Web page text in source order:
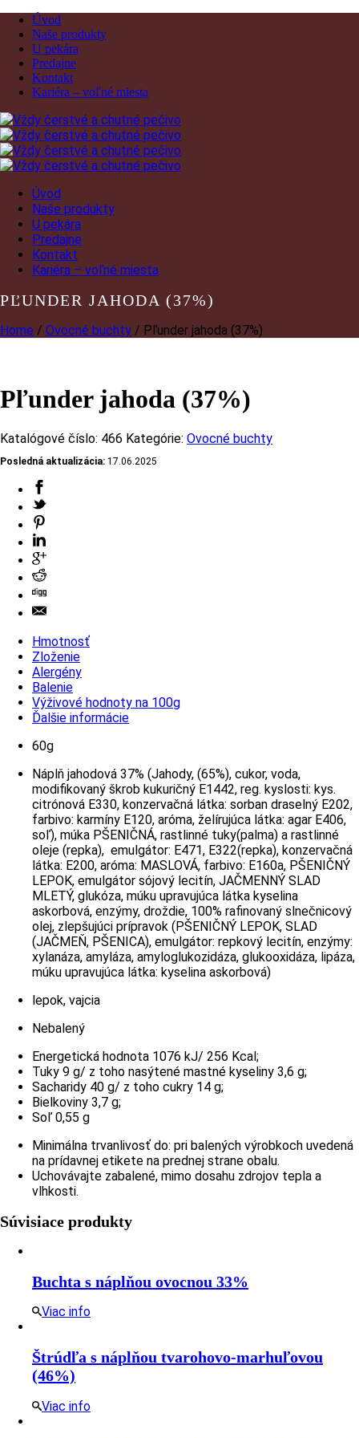
Úvod
Naše produkty
U pekára
Predajne
Kontakt
Kariéra – voľné miesta
Úvod
Naše produkty
U pekára
Predajne
Kontakt
Kariéra – voľné miesta
PĽUNDER JAHODA (37%)
Home / Ovocné buchty / Pľunder jahoda (37%)
Pľunder jahoda (37%)
Katalógové číslo: 466 Kategórie: Ovocné buchty
Posledná aktualizácia: 17.06.2025
Hmotnosť
Zloženie
Alergény
Balenie
Výživové hodnoty na 100g
Ďalšie informácie
60g
Náplň jahodová 37% (Jahody, (65%), cukor, voda,
modifikovaný škrob kukuričný E1442, reg. kyslosti: kys.
citrónová E330, konzervačná látka: sorban draselný E202,
farbivo: karmíny E120, aróma, želírujúca látka: agar E406,
soľ), múka PŠENIČNÁ, rastlinné tuky(palma) a rastlinné
oleje (repka), emulgátor: E471, E322(repka), konzervačná
látka: E200, aróma: MASLOVÁ, farbivo: E160a, PŠENIČNÝ
LEPOK, emulgátor sójový lecitín, JAČMENNÝ SLAD
MLETÝ, glukóza, múku upravujúca látka kyselina
askorbová, enzýmy, droždie, 100% rafinovaný slnečnicový
olej, zlepšujúci prípravok (PŠENIČNÝ LEPOK, SLAD
(JAČMEŇ, PŠENICA), emulgátor: repkový lecitín, enzýmy:
xylanáza, amyláza, amyloglukozidáza, glukooxidáza, lipáza,
múku upravujúca látka: kyselina askorbová)
lepok, vajcia
Nebalený
Energetická hodnota 1076 kJ/ 256 Kcal;
Tuky 9 g/ z toho nasýtené mastné kyseliny 3,6 g;
Sacharidy 40 g/ z toho cukry 14 g;
Bielkoviny 3,7 g;
Soľ 0,55 g
Minimálna trvanlivosť do: pri balených výrobkoch uvedená
na prídavnej etikete na prednej strane obalu.
Uchovávajte zabalené, mimo dosahu zdrojov tepla a
vlhkosti.
Súvisiace produkty
Buchta s náplňou ovocnou 33%
Viac info
Štrúdľa s náplňou tvarohovo-marhuľovou
(46%)
Viac info